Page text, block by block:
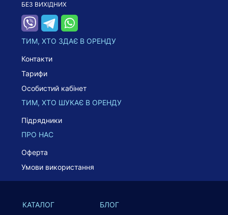
БЕЗ ВИХІДНИХ
ТИМ, ХТО ЗДАЄ В ОРЕНДУ
Контакти
Тарифи
Особистий кабінет
ТИМ, ХТО ШУКАЄ В ОРЕНДУ
Підрядники
ПРО НАС
Оферта
Умови використання
КАТАЛОГ БЛОГ